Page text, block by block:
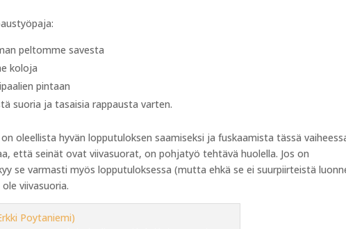
peltomme savesta
koloja
pintaan
suoria ja tasaisia rappausta varten.
oleellista hyvän lopputuloksen saamiseksi ja fuskaamista tässä
että seinät ovat viivasuorat, on pohjatyö tehtävä huolella. Jos on
se varmasti myös lopputuloksessa (mutta ehkä se ei suurpiirteistä
viivasuoria.